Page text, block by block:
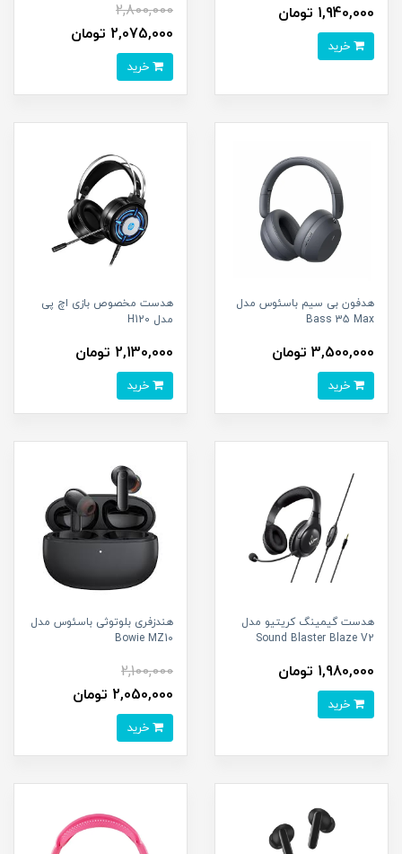
1,940,000 تومان
2,800,000
2,075,000 تومان
هدفون بی سیم باسئوس مدل
Bass 35 Max
3,500,000 تومان
هدست مخصوص بازی اچ پی
مدل H120
2,130,000 تومان
هدست گیمینگ کریتیو مدل
Sound Blaster Blaze V2
1,980,000 تومان
هندزفری بلوتوثی باسئوس مدل
Bowie MZ10
2,100,000
2,050,000 تومان